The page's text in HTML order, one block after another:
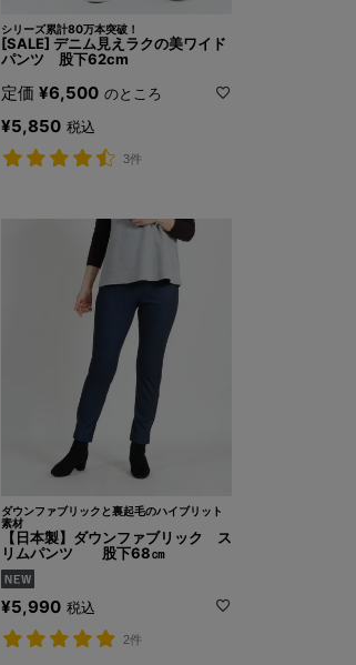
シリーズ累計80万本突破！
[SALE] デニム見えラクの美ワイド
パンツ 股下62cm
定価 ¥6,500 のところ
¥5,850 税込
3件
ダウンファブリックと裏起毛のハイブリット
素材
【日本製】ダウンファブリック ス
リムパンツ 股下68㎝
¥5,990 税込
2件